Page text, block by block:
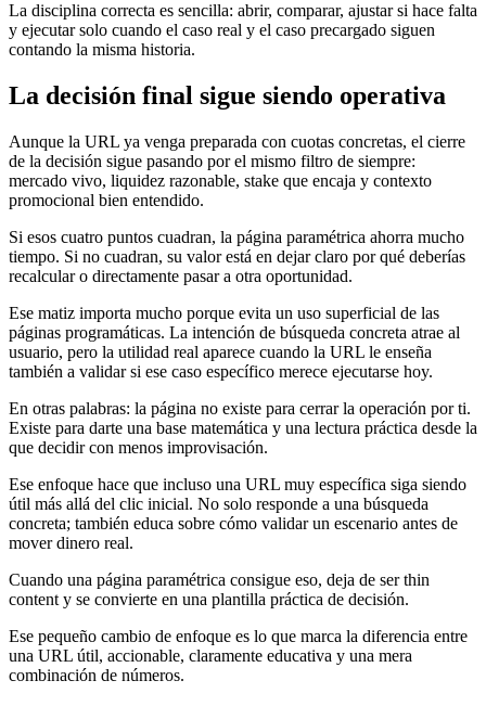
La disciplina correcta es sencilla: abrir, comparar, ajustar si hace falta
y ejecutar solo cuando el caso real y el caso precargado siguen
contando la misma historia.
La decisión final sigue siendo operativa
Aunque la URL ya venga preparada con cuotas concretas, el cierre
de la decisión sigue pasando por el mismo filtro de siempre:
mercado vivo, liquidez razonable, stake que encaja y contexto
promocional bien entendido.
Si esos cuatro puntos cuadran, la página paramétrica ahorra mucho
tiempo. Si no cuadran, su valor está en dejar claro por qué deberías
recalcular o directamente pasar a otra oportunidad.
Ese matiz importa mucho porque evita un uso superficial de las
páginas programáticas. La intención de búsqueda concreta atrae al
usuario, pero la utilidad real aparece cuando la URL le enseña
también a validar si ese caso específico merece ejecutarse hoy.
En otras palabras: la página no existe para cerrar la operación por ti.
Existe para darte una base matemática y una lectura práctica desde la
que decidir con menos improvisación.
Ese enfoque hace que incluso una URL muy específica siga siendo
útil más allá del clic inicial. No solo responde a una búsqueda
concreta; también educa sobre cómo validar un escenario antes de
mover dinero real.
Cuando una página paramétrica consigue eso, deja de ser thin
content y se convierte en una plantilla práctica de decisión.
Ese pequeño cambio de enfoque es lo que marca la diferencia entre
una URL útil, accionable, claramente educativa y una mera
combinación de números.